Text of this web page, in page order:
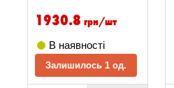
1930.8 грн/шт
В наявності
Залишилось 1 од.